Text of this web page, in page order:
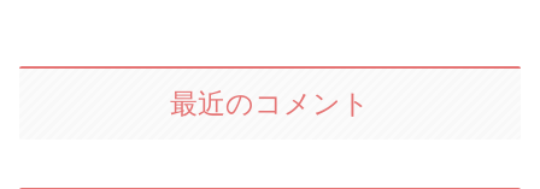
最近のコメント